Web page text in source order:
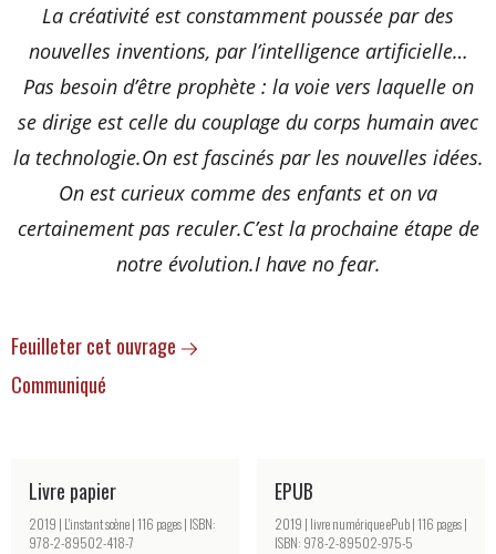
La créativité est constamment poussée par des
nouvelles inventions, par l’intelligence artificielle…
Pas besoin d’être prophète : la voie vers laquelle on
se dirige est celle du couplage du corps humain avec
la technologie.On est fascinés par les nouvelles idées.
On est curieux comme des enfants et on va
certainement pas reculer.C’est la prochaine étape de
notre évolution.I have no fear.
Feuilleter cet ouvrage
Communiqué
Livre papier
2019 | L'instant scène | 116 pages | ISBN:
978-2-89502-418-7
EPUB
2019 | livre numérique ePub | 116 pages |
ISBN: 978-2-89502-975-5